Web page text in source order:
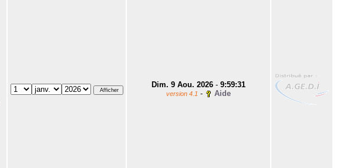
Dim. 9 Aou. 2026 - 9:59:31
version 4.1 - Aide